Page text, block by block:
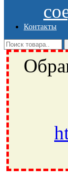
Контакты